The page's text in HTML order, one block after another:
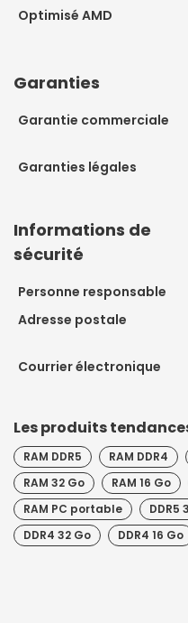
Optimisé AMD
Garanties
Garantie commerciale
Garanties légales
Informations de
sécurité
Personne responsable
Adresse postale
Courrier électronique
Les produits
RAM DDR5 RAM DDR4
RAM 32 Go
RAM 16 Go
RAM PC portable
DDR5
DDR4 32 Go
DDR4 16 Go